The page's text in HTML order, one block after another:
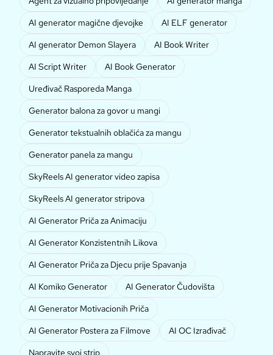
AI generator magične djevojke
AI ELF generator
AI generator Demon Slayera
AI Book Writer
AI Script Writer
AI Book Generator
Uređivač Rasporeda Manga
Generator balona za govor u mangi
Generator tekstualnih oblačića za mangu
Generator panela za mangu
SkyReels AI generator video zapisa
SkyReels AI generator stripova
AI Generator Priča za Animaciju
AI Generator Konzistentnih Likova
AI Generator Priča za Djecu prije Spavanja
AI Komiko Generator
AI Generator Čudovišta
AI Generator Motivacionih Priča
AI Generator Postera za Filmove
AI OC Izrađivač